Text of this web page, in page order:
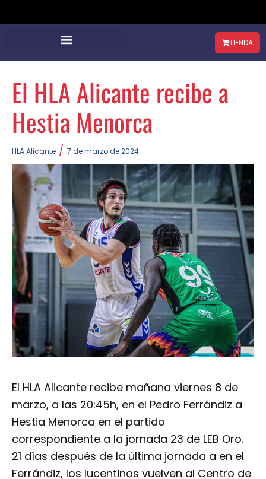
TIENDA
El HLA Alicante recibe a
Hestia Menorca
HLA Alicante / 7 de marzo de 2024
El HLA Alicante recibe mañana viernes 8 de
marzo, a las 20:45h, en el Pedro Ferrándiz a
Hestia Menorca en el partido
correspondiente a la jornada 23 de LEB Oro.
21 días después de la última jornada a en el
Ferrándiz, los lucentinos vuelven al Centro de